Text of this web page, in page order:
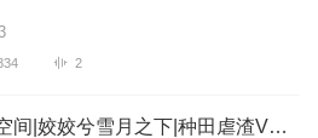
2
农门长姐有空间|姣姣兮雪月之下|种田虐渣VIP免费